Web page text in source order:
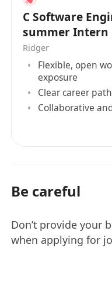
系，同时保持可持续
需求人才画像:
想做事，又能做事的
对机器人行业抱有热情
有一定个人理想，
我们更希望您的加
公司为香港公司,可以
签证。
为更加接近机器人行
C Software
summer Intern
Ridger
Flexible, open
exposure
Clear career
Collaborative
Be careful
Don’t provide your
when applying for